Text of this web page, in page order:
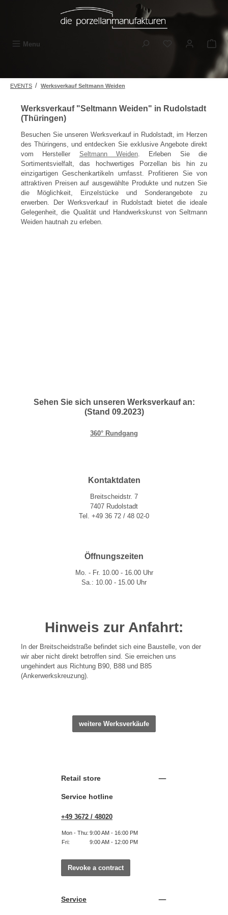
Menu You have 0
EVENTS / Werksverkauf Seltmann Weiden
Werksverkauf "Seltmann Weiden" in Rudolstadt
(Thüringen)
Besuchen Sie unseren Werksverkauf in Rudolstadt, im Herzen
des Thüringens, und entdecken Sie exklusive Angebote direkt
vom Hersteller Seltmann Weiden. Erleben Sie die
Sortimentsvielfalt, das hochwertiges Porzellan bis hin zu
einzigartigen Geschenkartikeln umfasst. Profitieren Sie von
attraktiven Preisen auf ausgewählte Produkte und nutzen Sie
die Möglichkeit, Einzelstücke und Sonderangebote zu
erwerben. Der Werksverkauf in Rudolstadt bietet die ideale
Gelegenheit, die Qualität und Handwerkskunst von Seltmann
Weiden hautnah zu erleben.
Sehen Sie sich unseren Werksverkauf an:
(Stand 09.2023)
360° Rundgang
Kontaktdaten
Breitscheidstr. 7
7407 Rudolstadt
Tel. +49 36 72 / 48 02-0
Öffnungszeiten
Mo. - Fr. 10.00 - 16.00 Uhr
Sa.: 10.00 - 15.00 Uhr
Hinweis zur Anfahrt:
In der Breitscheidstraße befindet sich eine Baustelle, von der
wir aber nicht direkt betroffen sind. Sie erreichen uns
ungehindert aus Richtung B90, B88 und B85
(Ankerwerkskreuzung).
weitere Werksverkäufe
Retail store
Service hotline
+49 3672 / 48020
Mon - Thu: 9:00 AM - 16:00 PM
Fri:
9:00 AM - 12:00 PM
Revoke a contract
Service